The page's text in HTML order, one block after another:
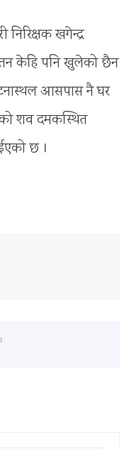
निरिक्षक खगेन्द्र
केहि पनि खुलेको छैन
आसपास नै घर
शव दमकस्थित
छ ।